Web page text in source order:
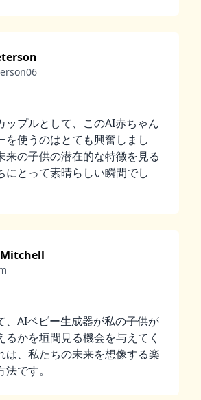
ップルとして、このAI赤ちゃん
を使うのはとても興奮しまし
来の子供の潜在的な特徴を見る
にとって素晴らしい瞬間でし
、AIベビー生成器が私の子供が
るかを垣間見る機会を与えてく
は、私たちの未来を想像する楽
です。